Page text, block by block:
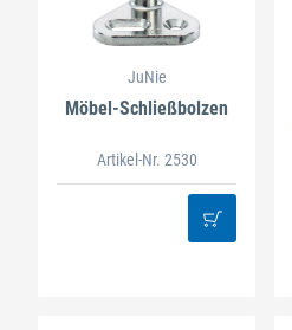
JuNie
Möbel-Schließbolzen
Artikel-Nr. 2530